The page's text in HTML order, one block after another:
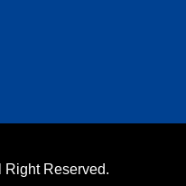
Reserved.